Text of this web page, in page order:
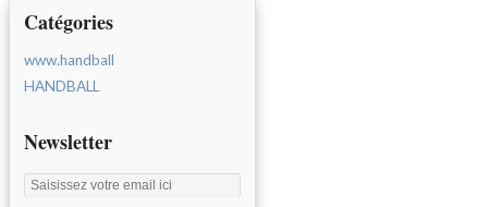
Catégories
www.handball
HANDBALL
Newsletter